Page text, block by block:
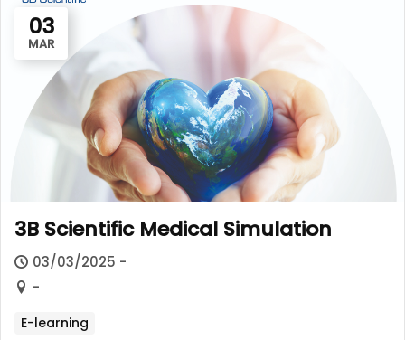
03
MAR
3B Scientific Medical Simulation
03/03/2025 -
-
E-learning